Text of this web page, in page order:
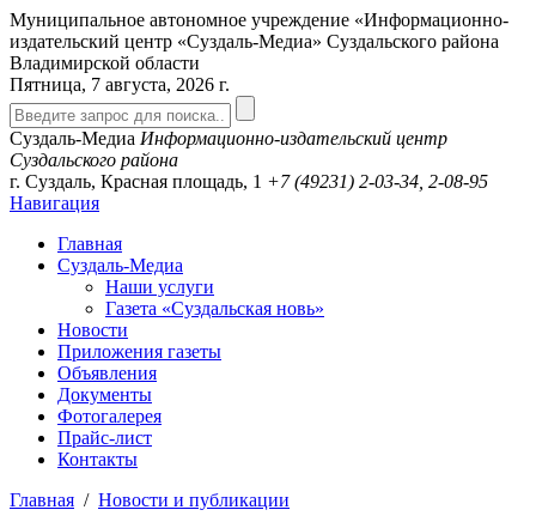
Муниципальное автономное учреждение «Информационно-
издательский центр «Суздаль-Медиа» Суздальского района
Владимирской области
Пятница, 7 августа, 2026 г.
Суздаль-Медиа Информационно-издательский центр
Суздальского района
г. Суздаль, Красная площадь, 1 +7 (49231) 2-03-34, 2-08-95
Навигация
Главная
Суздаль-Медиа
Наши услуги
Газета «Суздальская новь»
Новости
Приложения газеты
Объявления
Документы
Фотогалерея
Прайс-лист
Контакты
Главная / Новости и публикации